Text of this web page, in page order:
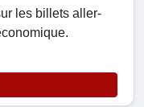
les billets aller-